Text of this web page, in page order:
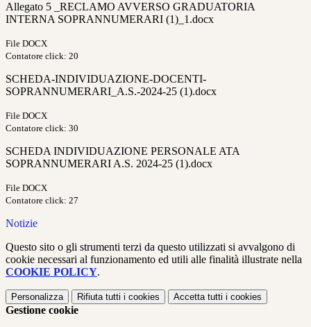
Allegato 5 _RECLAMO AVVERSO GRADUATORIA
INTERNA SOPRANNUMERARI (1)_1.docx
File DOCX
Contatore click: 20
SCHEDA-INDIVIDUAZIONE-DOCENTI-
SOPRANNUMERARI_A.S.-2024-25 (1).docx
File DOCX
Contatore click: 30
SCHEDA INDIVIDUAZIONE PERSONALE ATA
SOPRANNUMERARI A.S. 2024-25 (1).docx
File DOCX
Contatore click: 27
Notizie
Questo sito o gli strumenti terzi da questo utilizzati si avvalgono di
cookie necessari al funzionamento ed utili alle finalità illustrate nella
COOKIE POLICY.
Personalizza Rifiuta tutti i cookies Accetta tutti i cookies
Gestione cookie